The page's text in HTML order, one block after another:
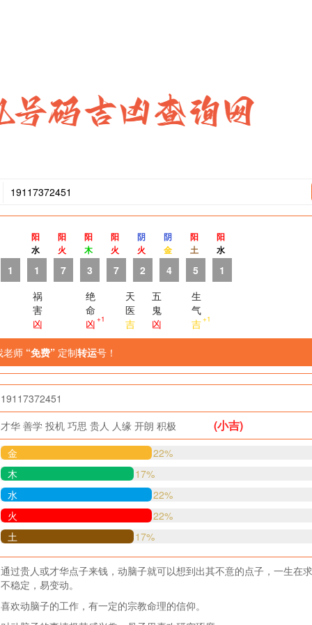
1
阳
水
1
阳
火
7
祸
害
凶
阳
木
3
阳
火
7
绝
命
凶 +1
阴
火
2
天
医
吉
阴
金
4
五
鬼
凶
阳
土
5
阳
水
1
生
气
吉+1
老师 “免费” 定制转运号！
19117372451
才华 善学 投机 巧思 贵人 人缘 开朗 积极 (小吉)
金
22%
木
17%
水
22%
火
22%
土
17%
通过贵人或才华点子来钱，动脑子就可以想到出其不意的点子，一生在
不稳定，易变动。
喜欢动脑子的工作，有一定的宗教命理的信仰。